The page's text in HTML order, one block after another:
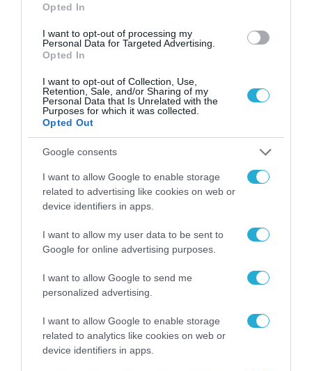
Opted In
I want to opt-out of processing my
Personal Data for Targeted Advertising.
Opted In
I want to opt-out of Collection, Use,
Retention, Sale, and/or Sharing of my
Personal Data that Is Unrelated with the
Purposes for which it was collected.
Opted Out
Google consents
I want to allow Google to enable storage
related to advertising like cookies on web or
device identifiers in apps.
I want to allow my user data to be sent to
Google for online advertising purposes.
I want to allow Google to send me
personalized advertising.
I want to allow Google to enable storage
related to analytics like cookies on web or
device identifiers in apps.
χώρο της άμυνας
Η πιο ταξιδιάρικη
βαλίτσα του φετινού
καλοκαιριού έχει την
31.07.2026
ΟΛΗ Η ΡΟΗ ΕΙΔΗΣΕΩΝ
ΔΗΜΟΣΙΑ ΔΙΟΙΚΗΣΗ